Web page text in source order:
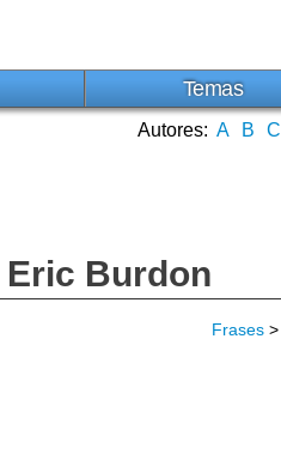
Temas
Autores: A B C
Eric Burdon
Frases >